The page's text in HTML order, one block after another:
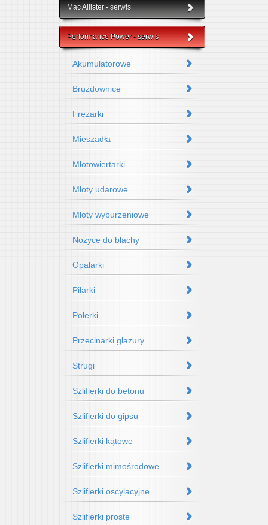
Mac Allister - serwis
Performance Power - serwis
Akumulatorowe
Bruzdownice
Frezarki
Mieszadła
Młotowiertarki
Młoty udarowe
Młoty wyburzeniowe
Nożyce do blachy
Opalarki
Pilarki
Polerki
Przecinarki glazury
Strugi
Szlifierki do betonu
Szlifierki do gipsu
Szlifierki kątowe
Szlifierki mimośrodowe
Szlifierki oscylacyjne
Szlifierki proste